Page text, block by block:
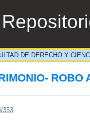
ROBO
DE DERECHO Y
ROBO
353